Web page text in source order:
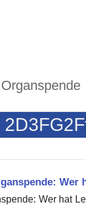
Organspende
Wer
Wer hat